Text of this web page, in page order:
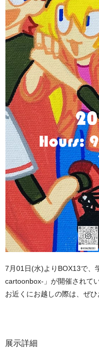
7月01日(水)よりBOX13で、
cartoonbox-」が開催されてい
お近くにお越しの際は、ぜひ
展示詳細